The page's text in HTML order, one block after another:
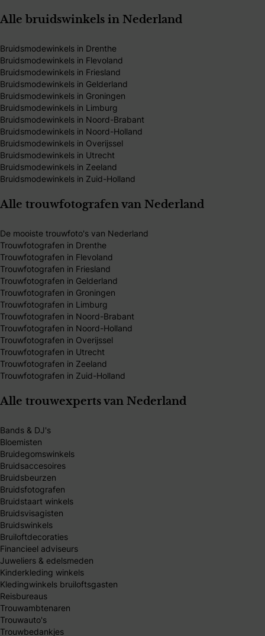
Alle bruidswinkels in Nederland
Bruidsmodewinkels in Drenthe
Bruidsmodewinkels in Flevoland
Bruidsmodewinkels in Friesland
Bruidsmodewinkels in Gelderland
Bruidsmodewinkels in Groningen
Bruidsmodewinkels in Limburg
Bruidsmodewinkels in Noord-Brabant
Bruidsmodewinkels in Noord-Holland
Bruidsmodewinkels in Overijssel
Bruidsmodewinkels in Utrecht
Bruidsmodewinkels in Zeeland
Bruidsmodewinkels in Zuid-Holland
Alle trouwfotografen van Nederland
De mooiste trouwfoto's van Nederland
Trouwfotografen in Drenthe
Trouwfotografen in Flevoland
Trouwfotografen in Friesland
Trouwfotografen in Gelderland
Trouwfotografen in Groningen
Trouwfotografen in Limburg
Trouwfotografen in Noord-Brabant
Trouwfotografen in Noord-Holland
Trouwfotografen in Overijssel
Trouwfotografen in Utrecht
Trouwfotografen in Zeeland
Trouwfotografen in Zuid-Holland
Alle trouwexperts van Nederland
Bands & DJ's
Bloemisten
Bruidegomswinkels
Bruidsaccesoires
Bruidsbeurzen
Bruidsfotografen
Bruidstaart winkels
Bruidsvisagisten
Bruidswinkels
Bruiloftdecoraties
Financieel adviseurs
Juweliers & edelsmeden
Kinderkleding winkels
Kledingwinkels bruiloftsgasten
Reisbureaus
Trouwambtenaren
Trouwauto's
Trouwbedankjes